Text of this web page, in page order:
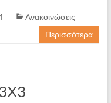
Ανακοινώσεις
Περισσότερα